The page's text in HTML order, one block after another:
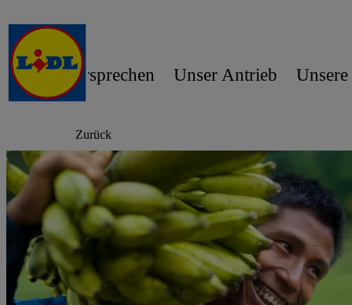
Unser Versprechen Unser Antrieb
Zurück